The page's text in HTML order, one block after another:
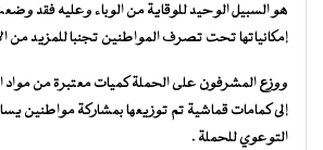
هو السبيل الوحيد للوقاية من الوباء وعليه فقد
إمكانياتها تحت تصرف المواطنين تجنبا للمزيد من
ووزع المشرفون على الحملة كميات معتبرة من مواد
إلى كمامات قماشية تم توزيعها بمشاركة مواطنين
التوعوي للحملة .